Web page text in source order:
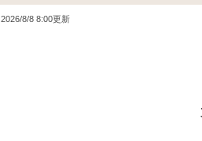
2026/8/8 8:00更新